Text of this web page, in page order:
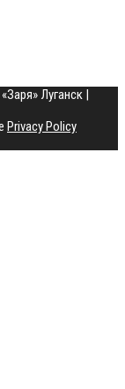
Луганск |
Privacy Policy